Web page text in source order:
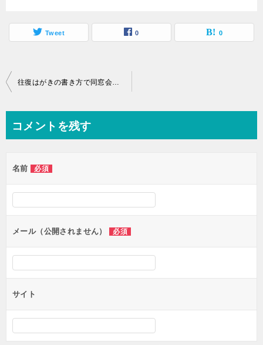
Tweet 0 0
投
ビ
ー
シ
ン
往復はがきの書き方で同窓会の場合は？案内方法を詳細解説します
コメントを残す
名前 必須
メール（公開されません） 必須
サイト